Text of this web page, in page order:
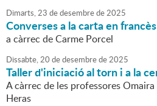
Dimarts,23 dedesembrede2025
Converses a la carta en
a càrrec de Carme Porcel
Dissabte,20 dedesembrede2025
Taller d'iniciació al torn i a la
A càrrec de les professores
Heras